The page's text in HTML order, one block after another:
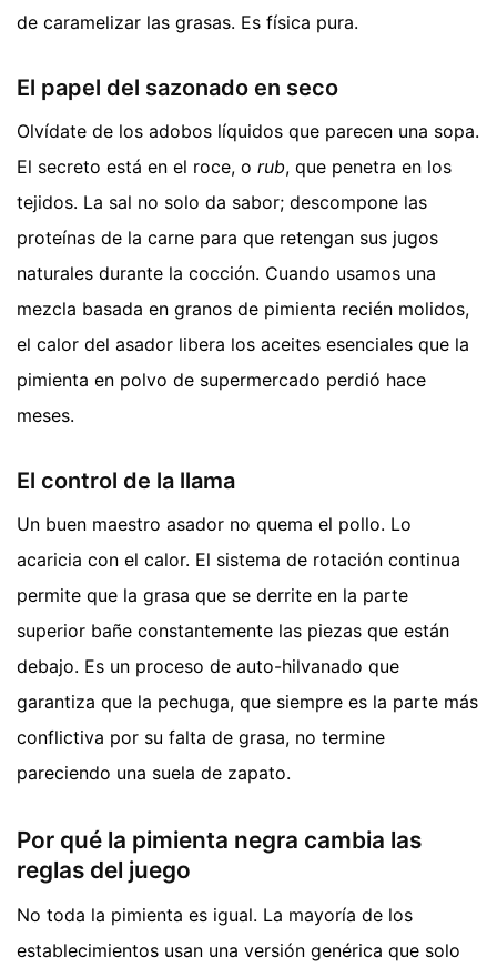
de caramelizar las grasas. Es física pura.
El papel del sazonado en seco
Olvídate de los adobos líquidos que parecen una sopa.
El secreto está en el roce, o rub, que penetra en los
tejidos. La sal no solo da sabor; descompone las
proteínas de la carne para que retengan sus jugos
naturales durante la cocción. Cuando usamos una
mezcla basada en granos de pimienta recién molidos,
el calor del asador libera los aceites esenciales que la
pimienta en polvo de supermercado perdió hace
meses.
El control de la llama
Un buen maestro asador no quema el pollo. Lo
acaricia con el calor. El sistema de rotación continua
permite que la grasa que se derrite en la parte
superior bañe constantemente las piezas que están
debajo. Es un proceso de auto-hilvanado que
garantiza que la pechuga, que siempre es la parte más
conflictiva por su falta de grasa, no termine
pareciendo una suela de zapato.
Por qué la pimienta negra cambia las
reglas del juego
No toda la pimienta es igual. La mayoría de los
establecimientos usan una versión genérica que solo